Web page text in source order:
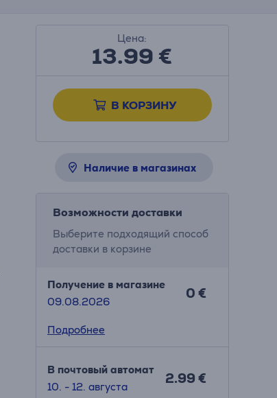
Цена:
13.99€
В КОРЗИНУ
Наличие в магазинах
Возможности доставки
Выберите подходящий способ
доставки в корзине
Получение в магазине
09.08.2026
0 €
Подробнее
В почтовый автомат
10. - 12. августа
2.99 €